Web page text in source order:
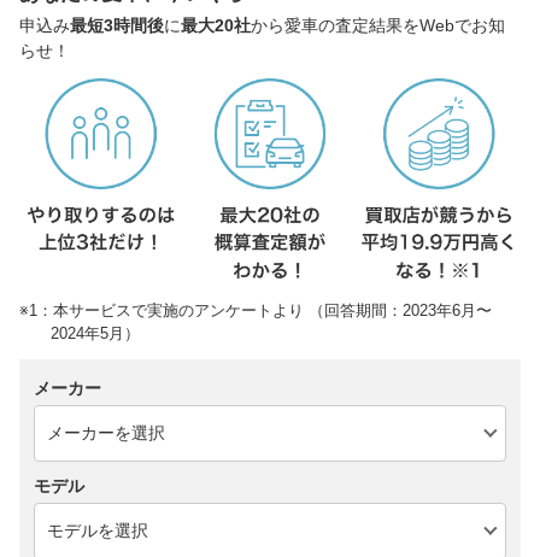
申込み最短3時間後に最大20社から愛車の査定結果をWebでお知
らせ！
※1：本サービスで実施のアンケートより （回答期間：2023年6月〜
2024年5月）
メーカー
モデル